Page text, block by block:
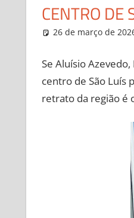
CENTRO DE
26 de março de
Se Aluísio
centro de São Luís
retrato da região é